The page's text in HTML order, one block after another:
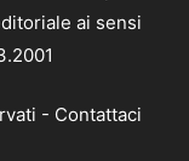
ai sensi
- Contattaci